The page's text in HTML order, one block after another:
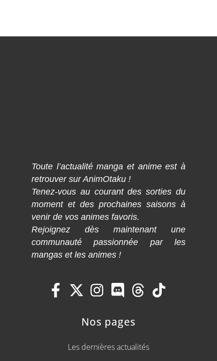
Toute l’actualité manga et anime est à
retrouver sur AnimOtaku !
Tenez-vous au courant des sorties du
moment et des prochaines saisons à
venir de vos animes favoris.
Rejoignez dès maintenant une
communauté passionnée par les
mangas et les animes !
Nos pages
Les dernières actualités